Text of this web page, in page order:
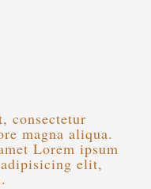
consectetur
magna aliqua.
Lorem ipsum
elit,